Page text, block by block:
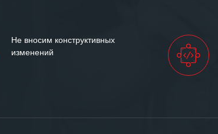
Не вносим конструктивных
изменений